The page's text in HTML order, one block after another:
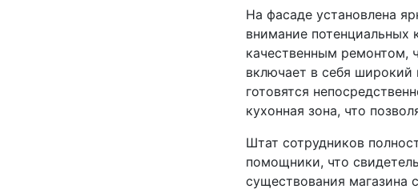
На фасаде установлена
внимание потенциальных
качественным ремонтом,
включает в себя широкий
готовятся
кухонная зона, что
Штат сотрудников
помощники, что
существования магазина